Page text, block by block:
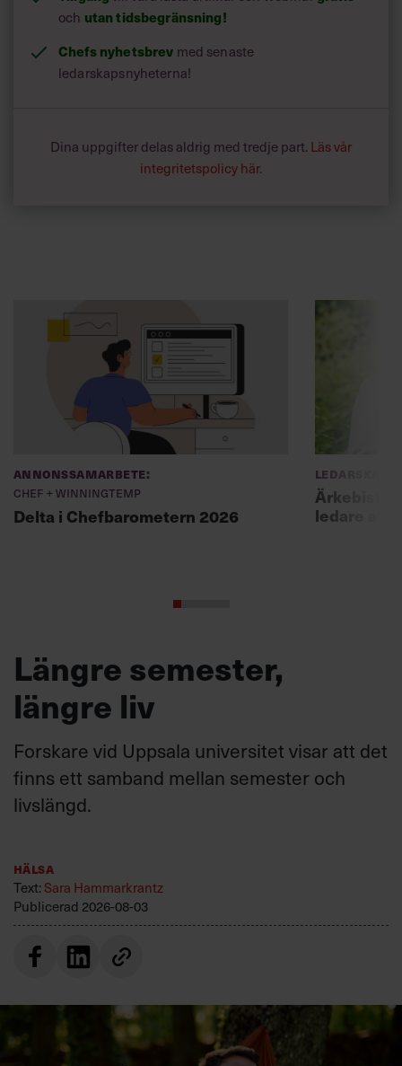
och utan tidsbegränsning!
Chefs nyhetsbrev med senaste
ledarskapsnyheterna!
Dina uppgifter delas aldrig med tredje part. Läs vår
integritetspolicy här.
Annonssamarbete:
Chef + Winningtemp
Delta i Chefbarometern 2026
Ledarskap
ledare att
Längre semester,
längre liv
Forskare vid Uppsala universitet visar att det
finns ett samband mellan semester och
livslängd.
Hälsa
Text: Sara Hammarkrantz
Publicerad 2026-08-03